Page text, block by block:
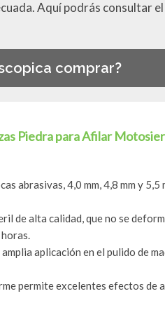
Aquí podrás consultar
comprar?
Piedra para Afilar
abrasivas, 4,0 mm, 4,8 mm y 5,5
de alta calidad, que no se
aplicación en el pulido de
permite excelentes efectos de